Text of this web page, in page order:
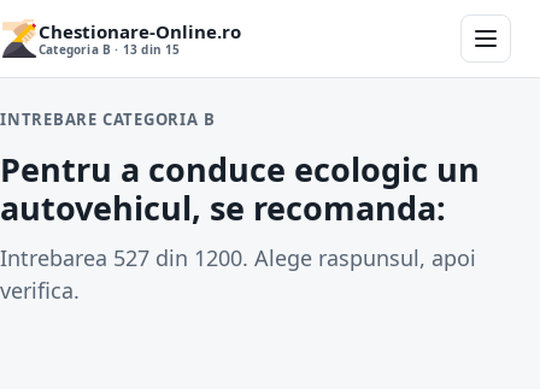
Chestionare-Online.ro
Categoria B · 13 din 15
INTREBARE CATEGORIA B
Pentru a conduce ecologic un
autovehicul, se recomanda:
Intrebarea 527 din 1200. Alege raspunsul, apoi
verifica.